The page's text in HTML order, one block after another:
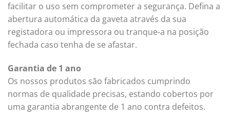
facilitar o uso sem comprometer a segurança. Defina a
abertura automática da gaveta através da sua
registadora ou impressora ou tranque-a na posição
fechada caso tenha de se afastar.
Garantia de 1 ano
Os nossos produtos são fabricados cumprindo
normas de qualidade precisas, estando cobertos por
uma garantia abrangente de 1 ano contra defeitos.